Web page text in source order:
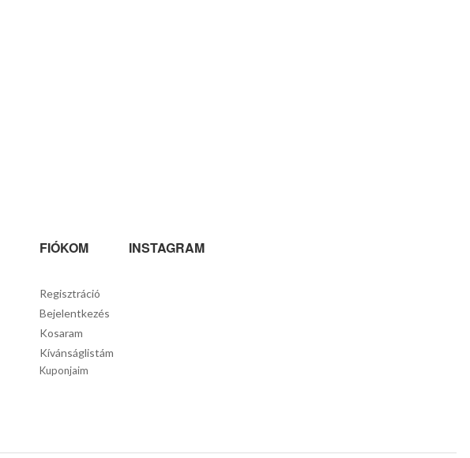
FIÓKOM
Regisztráció
Bejelentkezés
Kosaram
Kívánságlistám
Kuponjaim
INSTAGRAM